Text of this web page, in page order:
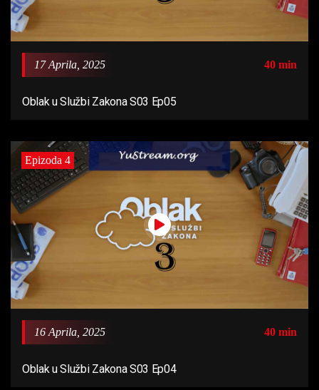
17 Aprila, 2025 40 min
Oblak u Službi Zakona S03 Ep05
Epizoda 4
16 Aprila, 2025 40 min
Oblak u Službi Zakona S03 Ep04